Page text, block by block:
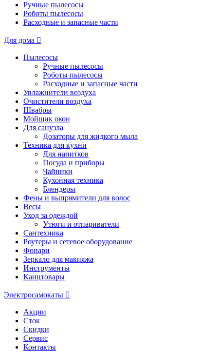
Ручные пылесосы
Роботы пылесосы
Расходные и запасные части
Для дома
Пылесосы
Ручные пылесосы
Роботы пылесосы
Расходные и запасные части
Увлажнители воздуха
Очистители воздуха
Швабры
Мойщик окон
Для санузла
Дозаторы для жидкого мыла
Техника для кухни
Для напитков
Посуда и приборы
Чайники
Кухонная техника
Блендеры
Фены и выпрямители для волос
Весы
Уход за одеждой
Утюги и отпариватели
Сантехника
Роутеры и сетевое оборудование
Фонари
Зеркало для макияжа
Инструменты
Канцтовары
Электросамокаты
Акции
Сток
Скидки
Сервис
Контакты